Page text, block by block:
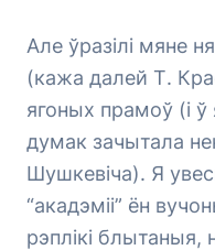
Але ўразілі мяне
(кажа далей Т.
ягоных прамоў (і ў
думак зачытала
Шушкевіча). Я
“акадэміі” ён
рэплікі блытаныя,